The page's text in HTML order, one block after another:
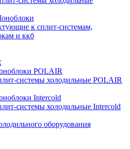
к сплит-системам,
и ккб
POLAIR
системы холодильные POLAIR
Intercold
системы холодильные Intercold
оборудования